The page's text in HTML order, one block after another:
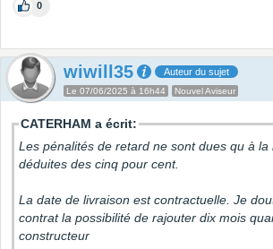
0
wiwill35 Auteur du sujet
Le 07/06/2025 à 16h44 Nouvel Aviseur
CATERHAM a écrit:
Les pénalités de retard ne sont dues qu à la
déduites des cinq pour cent.
La date de livraison est contractuelle. Je
contrat la possibilité de rajouter dix mois
constructeur